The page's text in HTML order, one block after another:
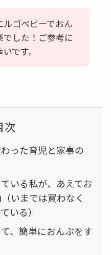
ゴベビーでおん
した！ご参考に
です。
次
った育児と家事の
いる私が、あえてお
いまでは買わなく
いる）
、簡単におんぶをす